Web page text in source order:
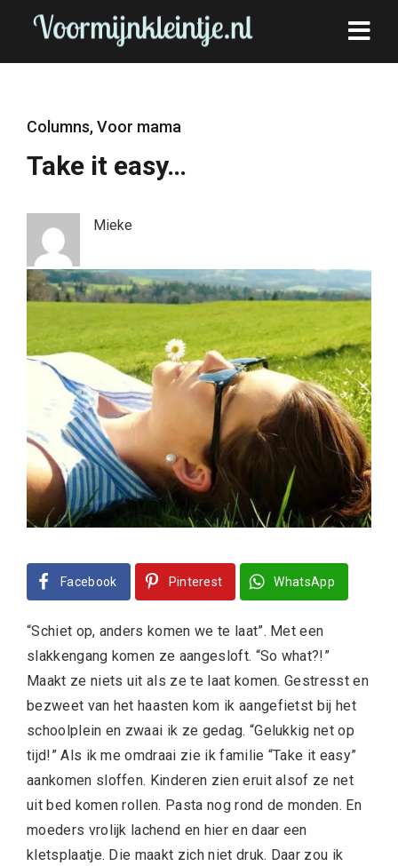
Columns,Voor mama
Take it easy…
Mieke
Facebook Pinterest WhatsApp
“Schiet op, anders komen we te laat”. Met een
slakkengang komen ze aangesloft. “So what?!”
Maakt ze niets uit als ze te laat komen. Gestresst en
bezweet van het haasten kom ik aangefietst bij het
schoolplein en zwaai ik ze gedag. “Gelukkig net op
tijd!” Als ik me omdraai zie ik familie “Take it easy”
aankomen sloffen. Kinderen zien eruit alsof ze net
uit bed komen rollen. Pasta nog rond de monden. En
moeders vrolijk lachend en hier en daar een
kletsplaatje. Die maakt zich niet druk. Daar zou ik